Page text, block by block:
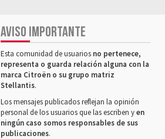
AVISO IMPORTANTE
Esta comunidad de usuarios no pertenece,
representa o guarda relación alguna con la
marca Citroën o su grupo matriz
Stellantis.
Los mensajes publicados reflejan la opinión
personal de los usuarios que las escriben yen
ningún caso somos responsables de sus
publicaciones.